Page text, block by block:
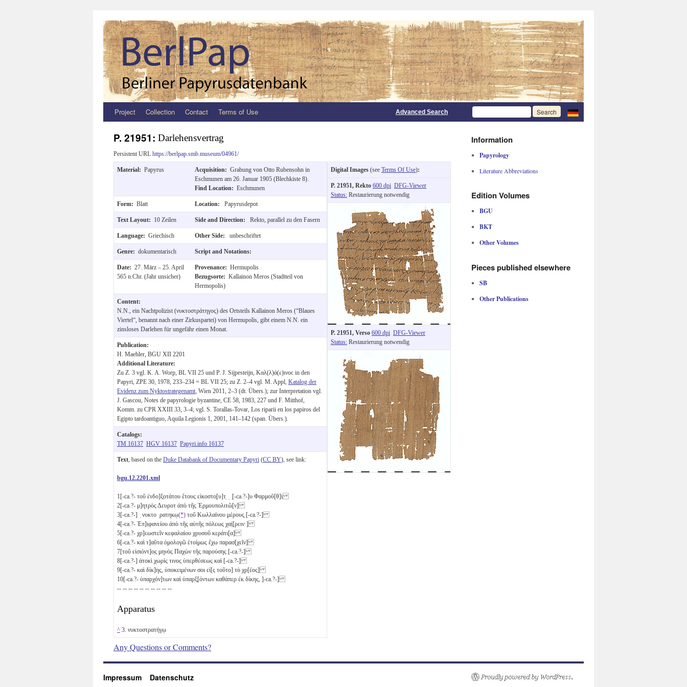
Zum
springen
Project Collection Contact Terms of Use Advanced Search
P. 21951: Darlehensvertrag
Persistent URL https://berlpap.smb.museum/04961/
Material: Papyrus Acquisition: Grabung von Otto Rubensohn in
Eschmunen am 26. Januar 1905 (Blechkiste 8).
Find Location: Eschmunen
Form: Blatt Location: Papyrusdepot
Text Layout: 10 Zeilen Side and Direction: Rekto, parallel zu den Fasern
Language: Griechisch Other Side: unbeschriftet
Genre: dokumentarisch Script and Notations:
Date: 27. März – 25. April
565 n.Chr. (Jahr unsicher)
Provenance: Hermupolis
Bezugsorte: Kallainon Meros (Stadtteil von
Hermopolis)
Content:
N.N., ein Nachtpolizist (νυκτοστράτηγος) des Ortsteils Kallainon Meros (“Blaues
Viertel“, benannt nach einer Zirkuspartei) von Hermupolis, gibt einem N.N. ein
zinsloses Darlehen für ungefähr einen Monat.
Publication:
H. Maehler, BGU XII 2201
Additional Literature:
Zu Z. 3 vgl. K. A. Worp, BL VII 25 und P. J. Sijpesteijn, Καλ(λ)ά(ε)ινοϲ in den
Papyri, ZPE 30, 1978, 233–234 = BL VII 25; zu Z. 2–4 vgl. M. Appl, Katalog der
Evidenz zum Nyktostrategenamt , Wien 2011, 2–3 (dt. Übers.); zur Interpretation vgl.
J. Gascou, Notes de papyrologie byzantine, CE 58, 1983, 227 und F. Mitthof,
Komm. zu CPR XXIII 33, 3–4; vgl. S. Torallas-Tovar, Los riparii en los papiros del
Egipto tardoantiguo, Aquila Legionis 1, 2001, 141–142 (span. Übers.).
Catalogs:
TM 16137 HGV 16137 Papyri.info 16137
Text , based on the Duke Databank of Documentary Papyri (CC BY), see link:
bgu.12.2201.xml
1 [-ca.?- τοῦ ἐνδο]ξ̣οτάτου ἔτους εἰκοστο̣[υ]τ̣ ̣ ̣[-ca.?-]υ Φαρμοῦ[θ]ι̣
2[-ca.?- μ]ητρὸς Δευροτ ἀπὸ τῆς Ἑρμουπολιτῶ[ν]
3[-ca.?-] ̣ νυκτο ̣ρατηκῳ(*) τοῦ Κωλλαίνου μέρους̣ [-ca.?-]
4[-ca.?- Ἐπ]ι̣φανείου ἀπὸ τῆς αὐτῆς πόλεως χα̣ί̣[ρειν·]
5[-ca.?- χρ]εωστεῖν κεφαλαίου χρυσοῦ κεράτι[α]
6[-ca.?- καὶ τ]αῦτα ὁμολογῶ ἑτοίμως ἔχω παρασ[χεῖν]
7[τοῦ εἰσιόντ]ο̣ς μηνὸς Παχὼν τῆς παρούσης [-ca.?-]
8[-ca.?-] ἀτοκὶ χωρίς τινος ὑπερθέσεως καὶ [-ca.?-]
9[-ca.?- καὶ δίκ]ης, ὑποκειμένων σοι εἰ[ς τοῦτο] τὸ χρ[έος]
10[-ca.?- ὑπαρχόν]των καὶ ὑπαρ̣ξ̣[όντων καθάπερ ἐκ δίκης, ]-ca.?-]
-- -- -- -- -- -- -- -- -- --
Apparatus
^ 3. νυκτοστρατήγῳ
Digital Images (see Terms Of Use):
P. 21951, Rekto 600 dpi DFG-Viewer
Status: Restaurierung notwendig
P. 21951, Verso 600 dpi DFG-Viewer
Status: Restaurierung notwendig
Any Questions or Comments?
Information
Papyrology
Literature Abbreviations
Edition Volumes
BGU
BKT
Other Volumes
Pieces published elsewhere
SB
Other Publications
Impressum Datenschutz